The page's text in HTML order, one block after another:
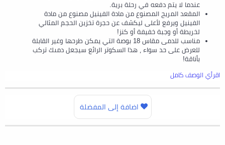
عندما لا يتم دفعه في رحلة برية.
المقعد المريح المصنوع من مادة الفينيل مصنوع من مادة
الفينيل ويرفع لأعلى ليكشف عن حجرة تخزين الحجم المثالي
لخريطة أو وجبة خفيفة أو كنز!
مناسب للدمى مقاس 18 بوصة التي يمكن طرحها وغير القابلة
للعرض على حد سواء ، هذا السكوتر الرائع سيجعل دمىك تركب
بأناقة!
اقرأي الوصف كامل
اضافة إلى المفضلة